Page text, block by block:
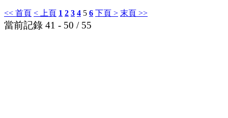
<< 首頁 < 上頁 1 2 3 4 5 6 下頁 > 末頁 >>
當前記錄 41 - 50 / 55